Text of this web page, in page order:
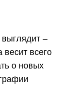
выглядит –
всего
о новых